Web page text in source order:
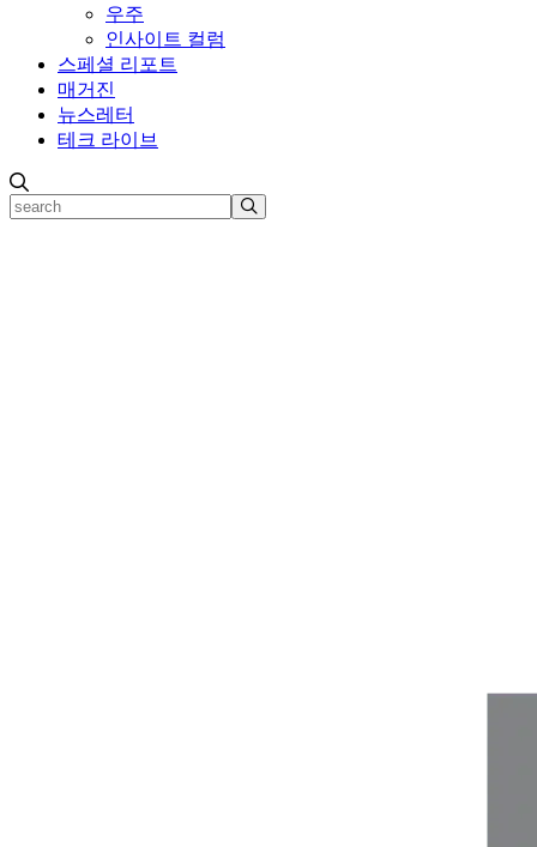
우주
인사이트 컬럼
스페셜 리포트
매거진
뉴스레터
테크 라이브